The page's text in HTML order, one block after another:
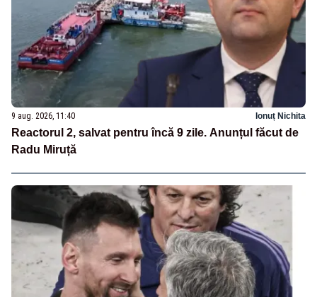
9 aug. 2026, 11:40 Ionuț Nichita
Reactorul 2, salvat pentru încă 9 zile. Anunțul făcut de
Radu Miruță